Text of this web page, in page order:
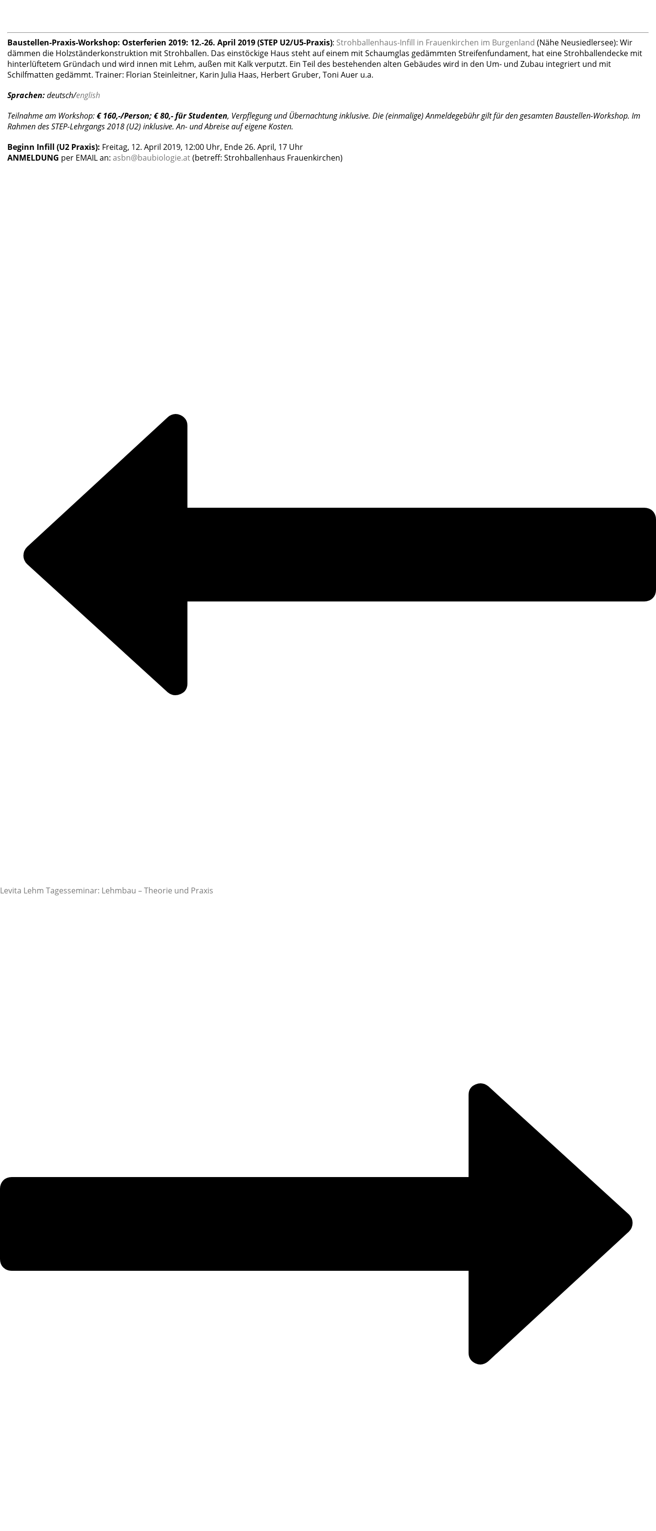
Baustellen-Praxis-Workshop: Osterferien 2019: 12.-26. April 2019(STEP U2/U5-Praxis): Strohballenhaus-Infill in Frauenkirchen im Burgenland (Nähe Neusiedlersee): Wir
dämmen die Holzständerkonstruktion mit Strohballen. Das einstöckige Haus steht auf einem mit Schaumglas gedämmten Streifenfundament, hat eine Strohballendecke mit
hinterlüftetem Gründach und wird innen mit Lehm, außen mit Kalk verputzt. Ein Teil des bestehenden alten Gebäudes wird in den Um- und Zubau integriert und mit
Schilfmatten gedämmt. Trainer: Florian Steinleitner, Karin Julia Haas, Herbert Gruber, Toni Auer u.a.
Sprachen:deutsch/english
Teilnahme am Workshop:€ 160,-/Person; € 80,- für Studenten, Verpflegung und Übernachtung inklusive. Die (einmalige) Anmeldegebühr gilt für den gesamten Baustellen-Workshop. Im
Rahmen des STEP-Lehrgangs 2018 (U2) inklusive. An- und Abreise auf eigene Kosten.
Beginn Infill (U2 Praxis): Freitag, 12. April 2019, 12:00 Uhr, Ende 26. April, 17 Uhr
ANMELDUNG per EMAIL an: asbn@baubiologie.at(betreff: Strohballenhaus Frauenkirchen)
Levita Lehm Tagesseminar: Lehmbau – Theorie und Praxis